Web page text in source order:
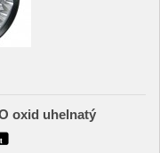
oxid uhelnatý